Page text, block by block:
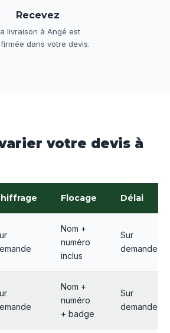
Recevez
livraison à Angé est
dans votre devis.
votre devis à
Flocage Délai
Nom +
numéro
inclus
Sur
demande
Nom +
numéro
+ badge
Sur
demande